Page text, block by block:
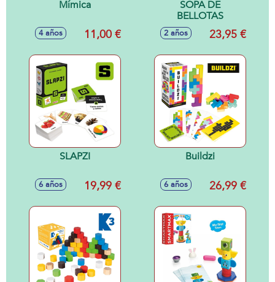
Mímica
4 años 11,00 €
SOPA DE
BELLOTAS
2 años 23,95 €
SLAPZI
6 años 19,99 €
Buildzi
6 años 26,99 €